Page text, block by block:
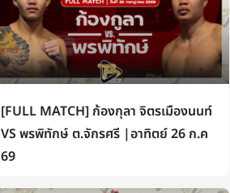
[FULL MATCH] ก้องกุลา จิตรเมืองนนท์
VS พรพิทักษ์ ต.จักรศรี |อาทิตย์ 26 ก.ค
69